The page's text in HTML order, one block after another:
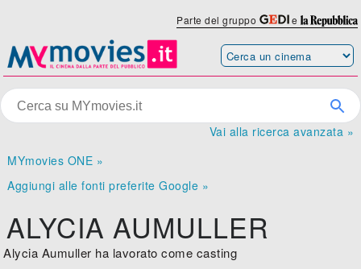
Parte del gruppo e
Vai alla ricerca avanzata »
MYmovies ONE »
Aggiungi alle fonti preferite Google »
ALYCIA AUMULLER
Alycia Aumuller ha lavorato come casting